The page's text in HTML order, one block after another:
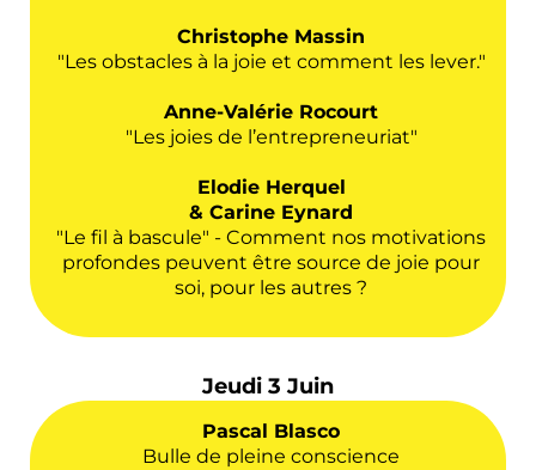
Christophe Massin
"Les obstacles à la joie et comment les lever."
Anne-Valérie Rocourt
"Les joies de l’entrepreneuriat"
Elodie Herquel
& Carine Eynard
"Le fil à bascule" - Comment nos motivations
profondes peuvent être source de joie pour
soi, pour les autres ?
Jeudi 3 Juin
Pascal Blasco
Bulle de pleine conscience